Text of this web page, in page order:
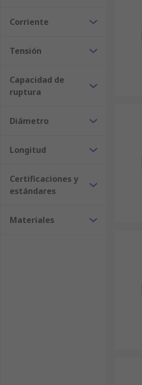
Corriente
Tensión
Capacidad de
ruptura
Diámetro
Longitud
Certificaciones y
estándares
Materiales